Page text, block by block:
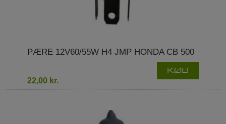
PÆRE 12V60/55W H4 JMP HONDA CB 500
22,00 kr.
KØB